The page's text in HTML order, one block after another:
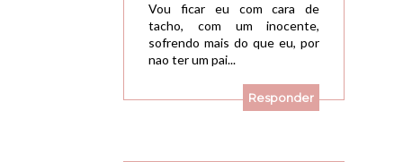
Vou ficar eu com cara de
tacho, com um inocente,
sofrendo mais do que eu, por
nao ter um pai...
Responder